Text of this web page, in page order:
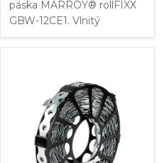
k
t
t
páska MARROY® rollFIXX
GBW-12CE1. Vlnitý
dierovaný pás z
pozinkovanej ocele. Dĺžka
Veľkosť otvorov: Ø 5 mm.
Šírka upevňovacej...